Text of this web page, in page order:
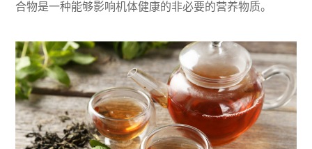
合物是一种能够影响机体健康的非必要的营养物质。